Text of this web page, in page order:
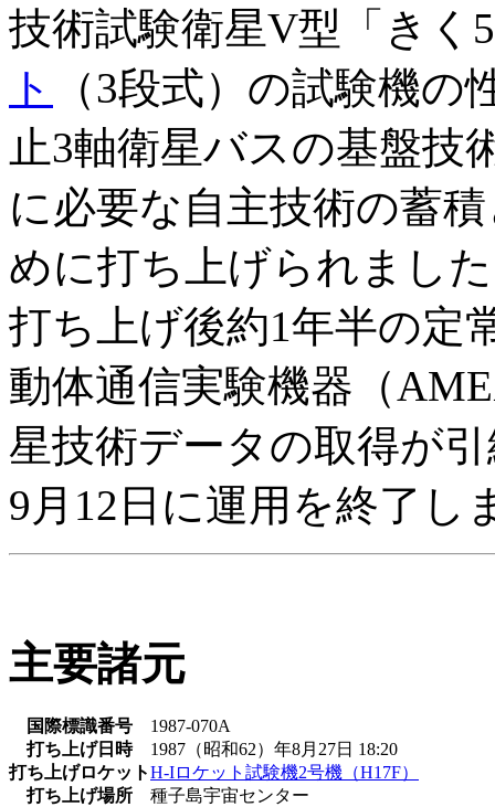
技術試験衛星V型「きく
ト
（3段式）の試験機
止3軸衛星バスの基盤技
に必要な自主技術の蓄
めに打ち上げられまし
打ち上げ後約1年半の定
動体通信実験機器（
星技術データの取得が
9月12日に運用を終了し
主要諸元
国際標識番号
1987-070A
打ち上げ日時
1987（昭和62）年8月27日 18:20
打ち上げロケットH-Iロケット試験機2号機（H17F）
打ち上げ場所
種子島宇宙センター